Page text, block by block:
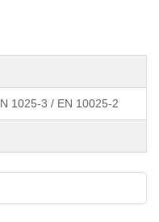
1025-3 / EN 10025-2